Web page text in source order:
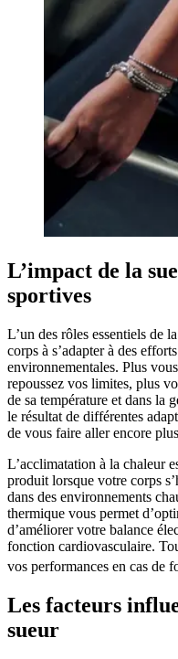
L’impact de la
sportives
L’un des rôles essentiels de
corps à s’adapter à des
environnementales. Plus
repoussez vos limites, plus
de sa température et dans la
le résultat de différentes
de vous faire aller encore
L’acclimatation à la chaleur
produit lorsque votre corps
dans des environnements
thermique vous permet
d’améliorer votre balance
fonction cardiovasculaire.
vos performances en cas de
Les facteurs
sueur